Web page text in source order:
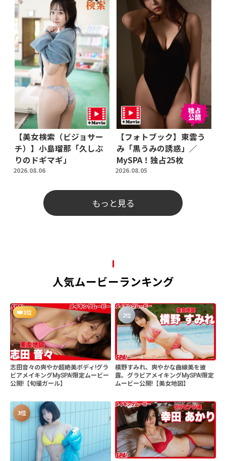
【美女検索（ビジョサー
チ）】小島瑠那「久しぶ
りのドギマギ」
2026.08.06
【フォトブック】東雲う
み「黒うみの誘惑」／
MySPA！独占25枚
2026.08.05
もっと見る
人気ムービーランキング
1位
志田音々の爽やか超絶美ボディ!グラ
ビアメイキングMySPA!限定ムービー
公開!【旬撮ガール】
2位
横野すみれ、爽やかな曲線美を披
露。グラビアメイキングMySPA!限定
ムービー公開!【美女地図】
3位